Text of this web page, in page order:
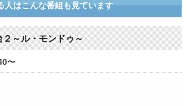
人はこんな番組も見ています
～ル・モンドゥ～
〜